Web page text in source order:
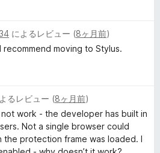
によるレビュー (8ヶ月前)
moving to Stylus.
るレビュー (8ヶ月前)
work - the developer has built in
Not a single browser could
the protection frame was loaded. I